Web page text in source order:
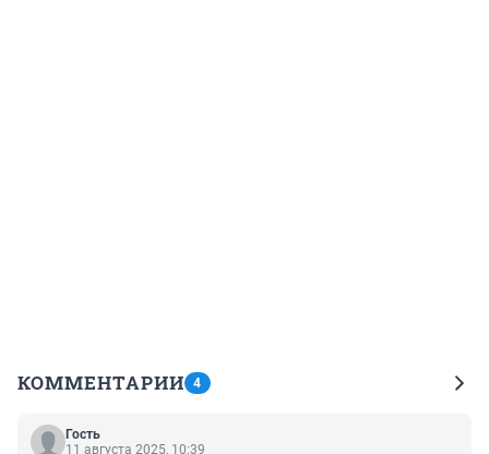
КОММЕНТАРИИ 4
Гость
11 августа 2025, 10:39